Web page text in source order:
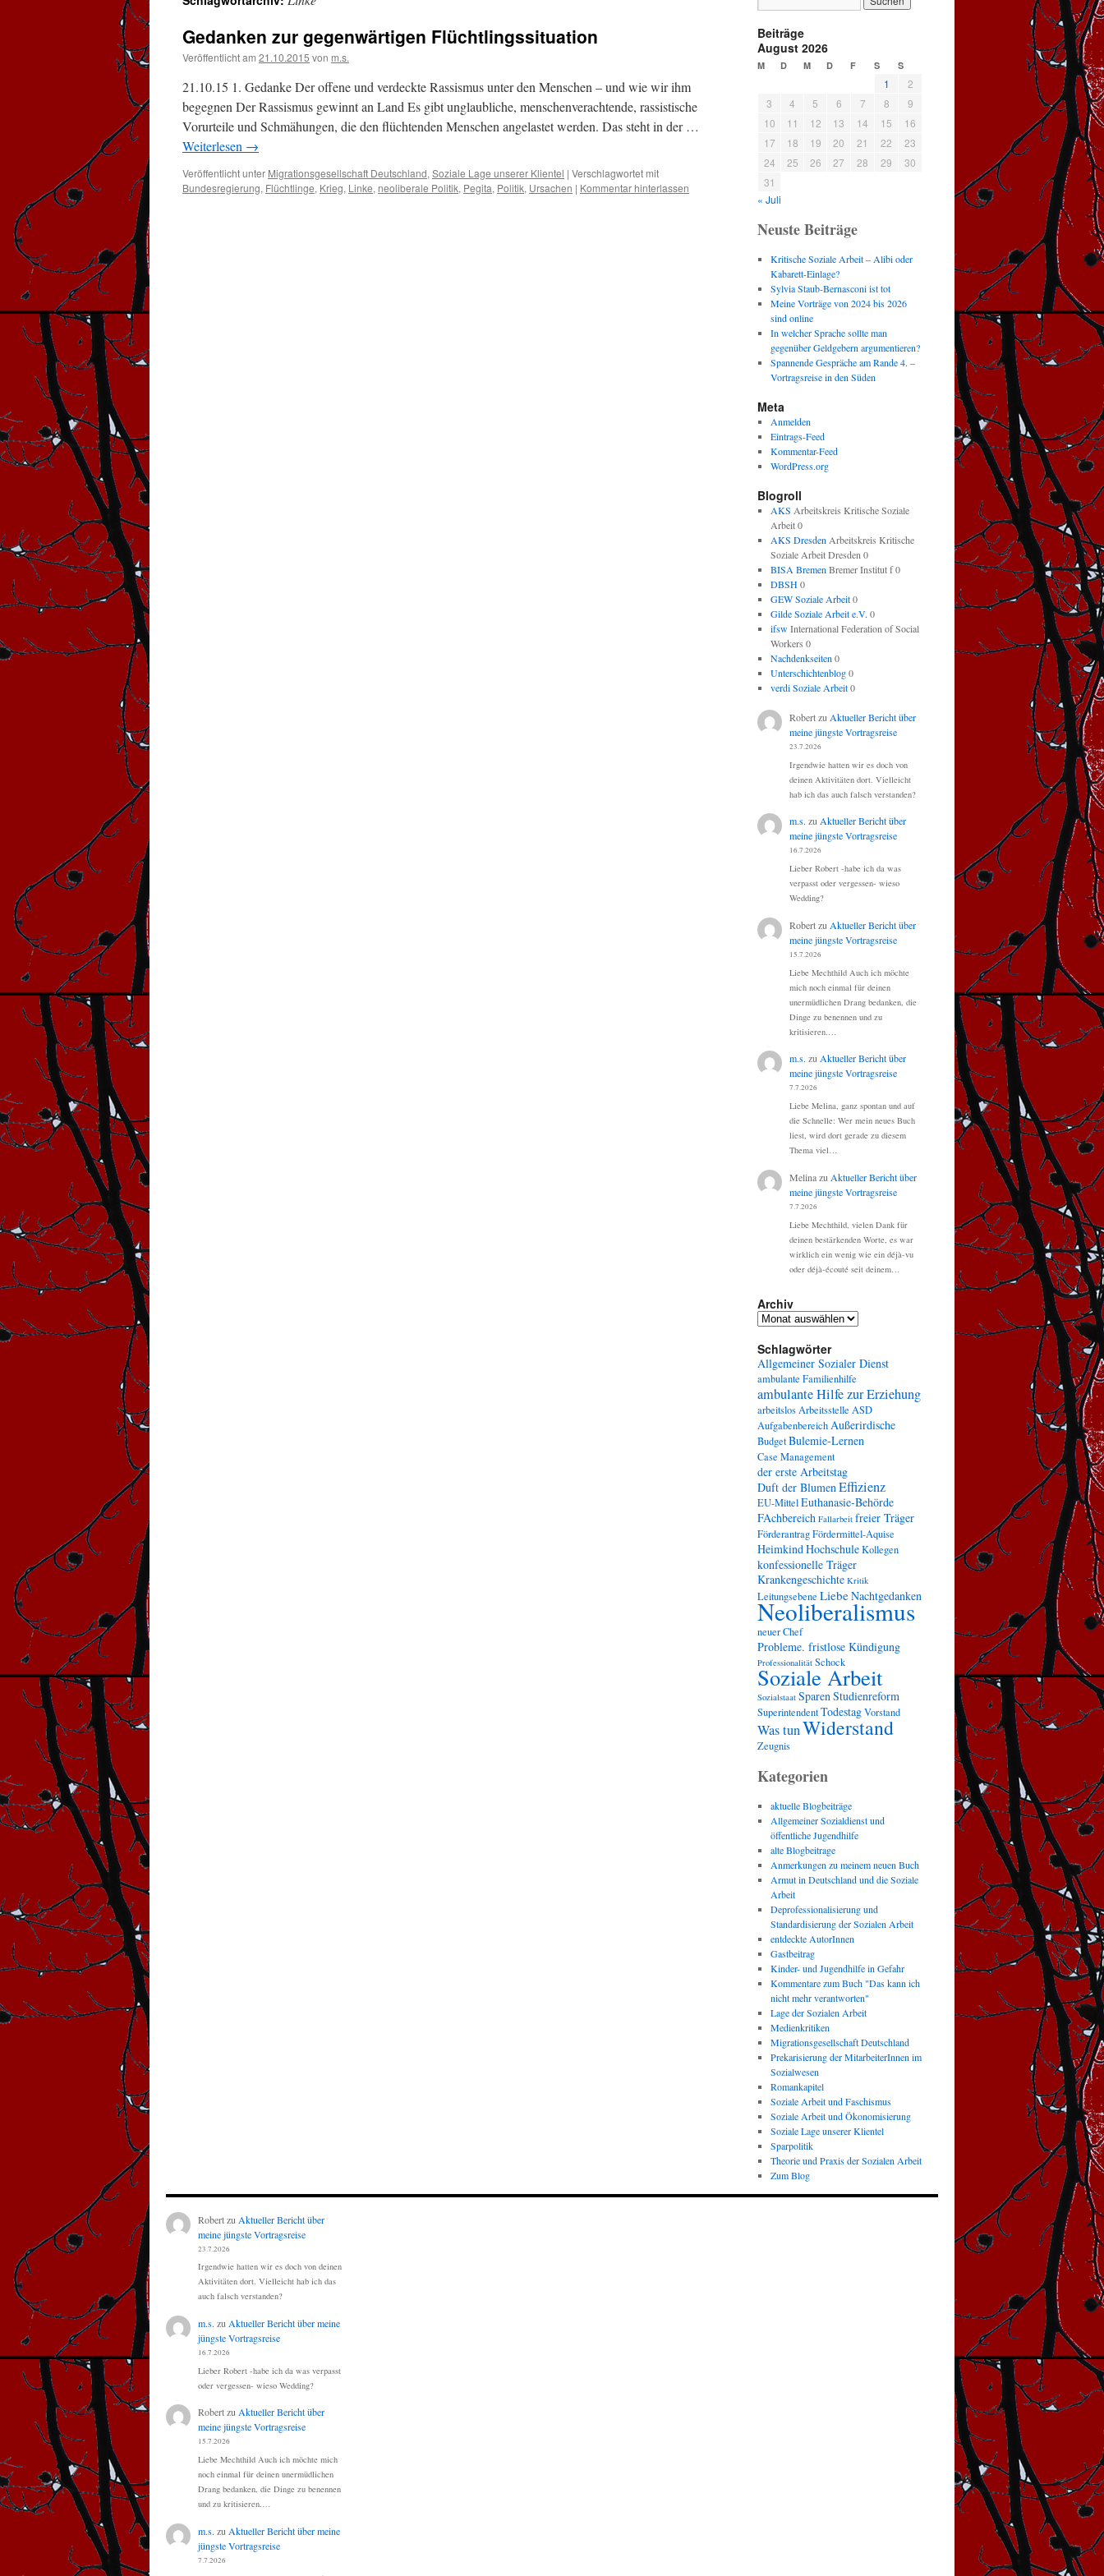
Gedanken zur gegenwärtigen Flüchtlingssituation
Veröffentlicht am 21.10.2015 von m.s.
21.10.15 1. Gedanke Der offene und verdeckte Rassismus unter den Menschen – und wie wir ihm
begegnen Der Rassismus gewinnt an Land Es gibt unglaubliche, menschenverachtende, rassistische
Vorurteile und Schmähungen, die den flüchtenden Menschen angelastet werden. Das steht in der …
Weiterlesen →
Veröffentlicht unter Migrationsgesellschaft Deutschland, Soziale Lage unserer Klientel | Verschlagwortet mit
Bundesregierung, Flüchtlinge, Krieg, Linke, neoliberale Politik, Pegita, Politik, Ursachen | Kommentar hinterlassen
Beiträge
August 2026
M D M D F S S
1
2
3
4 5 6 7 8
9
10
11 12 13 14 15
16
17
18 19 20 21 22
23
24
25 26 27 28 29
30
31
« Juli
Neuste Beiträge
Kritische Soziale Arbeit – Alibi oder
Kabarett-Einlage?
Sylvia Staub-Bernasconi ist tot
Meine Vorträge von 2024 bis 2026
sind online
In welcher Sprache sollte man
gegenüber Geldgebern argumentieren?
Spannende Gespräche am Rande 4. –
Vortragsreise in den Süden
Meta
Anmelden
Eintrags-Feed
Kommentar-Feed
WordPress.org
Blogroll
AKS Arbeitskreis Kritische Soziale
Arbeit 0
AKS Dresden Arbeitskreis Kritische
Soziale Arbeit Dresden 0
BISA Bremen Bremer Institut f 0
DBSH0
GEW Soziale Arbeit0
Gilde Soziale Arbeit e.V. 0
ifswInternational Federation of Social
Workers 0
Nachdenkseiten 0
Unterschichtenblog0
verdi Soziale Arbeit0
Robertzu Aktueller Bericht über
meine jüngste Vortragsreise
23.7.2026
Irgendwie hatten wir es doch von
deinen Aktivitäten dort. Vielleicht
hab ich das auch falsch verstanden?
m.s. zuAktueller Bericht über
meine jüngste Vortragsreise
16.7.2026
Lieber Robert -habe ich da was
verpasst oder vergessen- wieso
Wedding?
Robertzu Aktueller Bericht über
meine jüngste Vortragsreise
15.7.2026
Liebe Mechthild Auch ich möchte
mich noch einmal für deinen
unermüdlichen Drang bedanken, die
Dinge zu benennen und zu
kritisieren.…
m.s. zuAktueller Bericht über
meine jüngste Vortragsreise
7.7.2026
Liebe Melina, ganz spontan und auf
die Schnelle: Wer mein neues Buch
liest, wird dort gerade zu diesem
Thema viel…
Melinazu Aktueller Bericht über
meine jüngste Vortragsreise
7.7.2026
Liebe Mechthild, vielen Dank für
deinen bestärkenden Worte, es war
wirklich ein wenig wie ein déjà-vu
oder déjà-écouté seit deinem…
Archiv
Archiv
Schlagwörter
Allgemeiner Sozialer Dienst
ambulante Familienhilfe
ambulante Hilfe zur Erziehung
arbeitslosArbeitsstelle ASD
Aufgabenbereich Außerirdische
BudgetBulemie-Lernen
Case Management
der erste Arbeitstag
Duft der Blumen Effizienz
EU-MittelEuthanasie-Behörde
FAchbereich Fallarbeit freier Träger
FörderantragFördermittel-Aquise
Heimkind HochschuleKollegen
konfessionelle Träger
Krankengeschichte Kritik
Leitungsebene LiebeNachtgedanken
Neoliberalismus
neuer Chef
Probleme. fristlose Kündigung
Professionalität Schock
Soziale Arbeit
Sozialstaat Sparen Studienreform
SuperintendentTodestagVorstand
Was tunWiderstand
Zeugnis
Kategorien
aktuelle Blogbeiträge
Allgemeiner Sozialdienst und
öffentliche Jugendhilfe
alte Blogbeitrage
Anmerkungen zu meinem neuen Buch
Armut in Deutschland und die Soziale
Arbeit
Deprofessionalisierung und
Standardisierung der Sozialen Arbeit
entdeckte AutorInnen
Gastbeitrag
Kinder- und Jugendhilfe in Gefahr
Kommentare zum Buch "Das kann ich
nicht mehr verantworten"
Lage der Sozialen Arbeit
Medienkritiken
Migrationsgesellschaft Deutschland
Prekarisierung der MitarbeiterInnen im
Sozialwesen
Romankapitel
Soziale Arbeit und Faschismus
Soziale Arbeit und Ökonomisierung
Soziale Lage unserer Klientel
Sparpolitik
Theorie und Praxis der Sozialen Arbeit
Zum Blog
Robertzu Aktueller Bericht über
meine jüngste Vortragsreise
23.7.2026
Irgendwie hatten wir es doch von deinen
Aktivitäten dort. Vielleicht hab ich das
auch falsch verstanden?
m.s. zu Aktueller Bericht über meine
jüngste Vortragsreise
16.7.2026
Lieber Robert -habe ich da was verpasst
oder vergessen- wieso Wedding?
RobertzuAktueller Bericht über
meine jüngste Vortragsreise
15.7.2026
Liebe Mechthild Auch ich möchte mich
noch einmal für deinen unermüdlichen
Drang bedanken, die Dinge zu benennen
und zu kritisieren.…
m.s. zu Aktueller Bericht über meine
jüngste Vortragsreise
7.7.2026